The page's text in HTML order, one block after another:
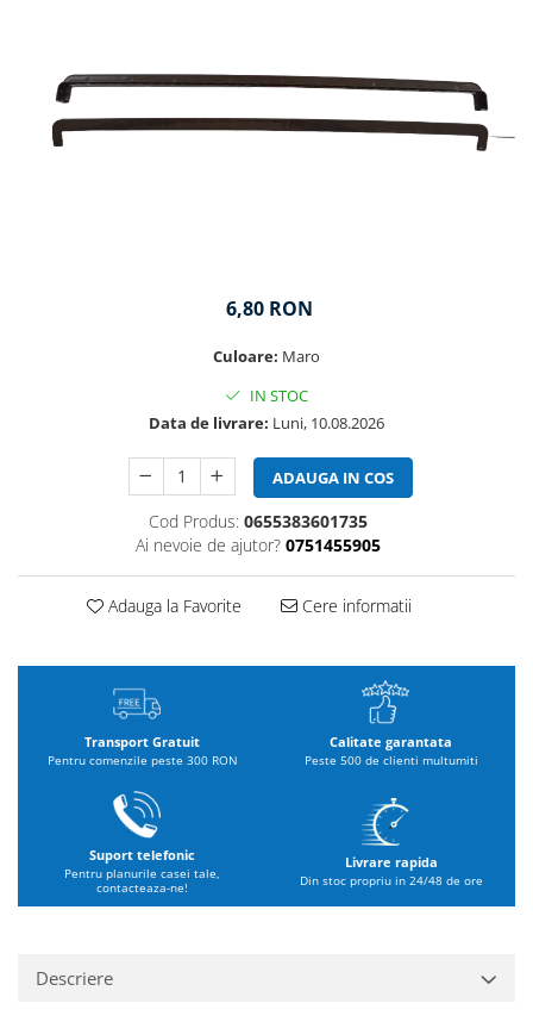
6,80 RON
Culoare: Maro
IN STOC
Data de livrare: Luni, 10.08.2026
ADAUGA IN COS
Cod Produs: 0655383601735
Ai nevoie de ajutor? 0751455905
Adauga la Favorite Cere informatii
Transport Gratuit
Pentru comenzile peste 300 RON
Calitate garantata
Peste 500 de clienti multumiti
Suport telefonic
Pentru planurile casei tale,
contacteaza-ne!
Livrare rapida
Din stoc propriu in 24/48 de ore
Descriere